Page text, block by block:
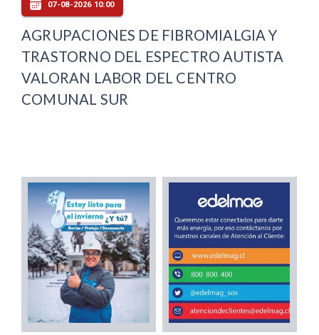
07-08-2026 10:00
AGRUPACIONES DE FIBROMIALGIA Y
TRASTORNO DEL ESPECTRO AUTISTA
VALORAN LABOR DEL CENTRO
COMUNAL SUR